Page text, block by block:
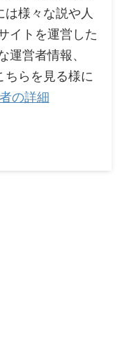
様々な説や人
イトを運営した
運営者情報、
ちらを見る様に
の詳細